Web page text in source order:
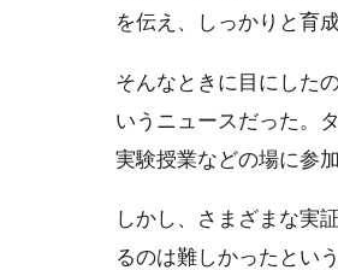
を伝え、しっかりと育
そんなときに目にした
いうニュースだった。
実験授業などの場に参
しかし、さまざまな実
るのは難しかったとい